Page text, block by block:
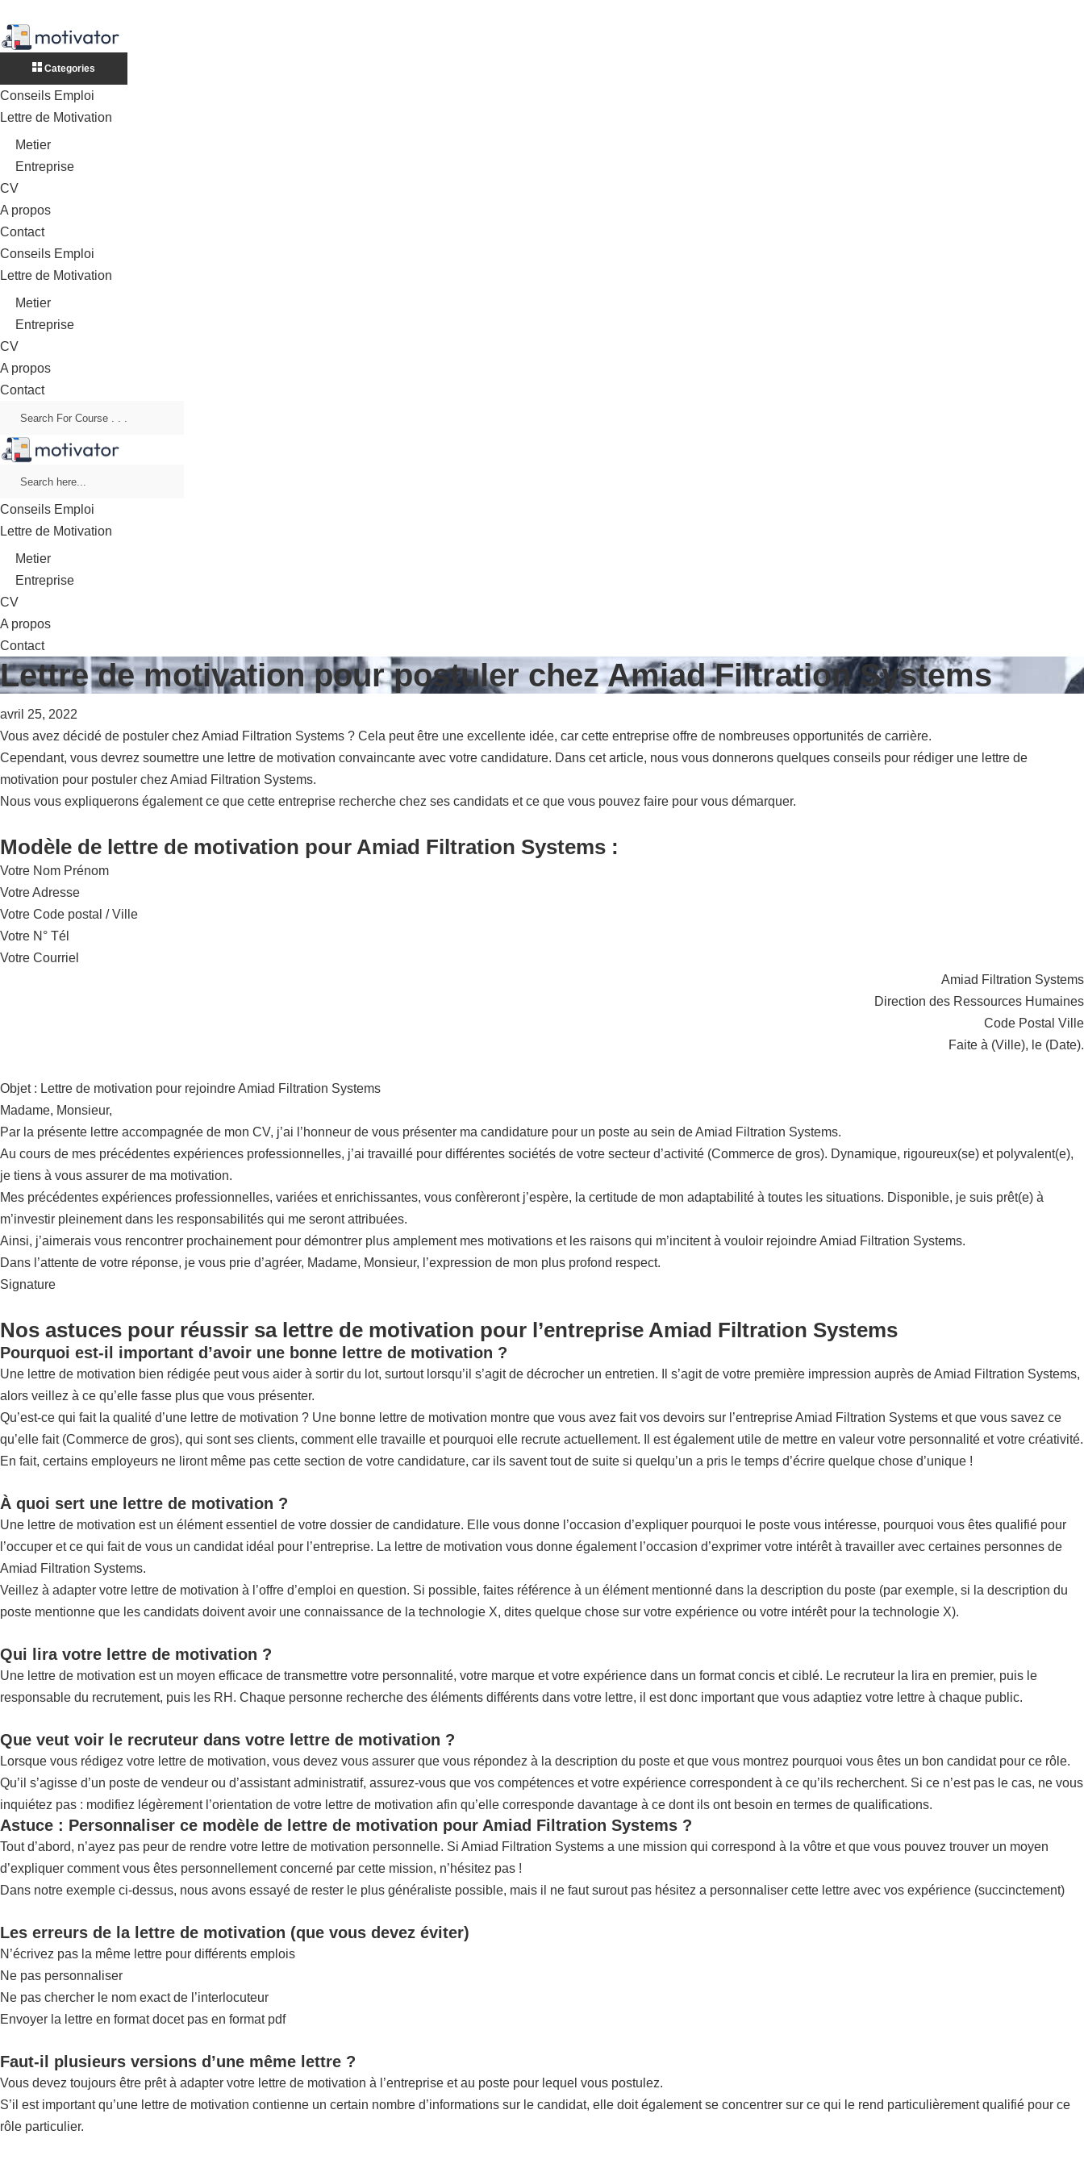
Categories
Conseils Emploi
Lettre de Motivation
Metier
Entreprise
CV
A propos
Contact
Conseils Emploi
Lettre de Motivation
Metier
Entreprise
CV
A propos
Contact
Conseils Emploi
Lettre de Motivation
Metier
Entreprise
CV
A propos
Contact
Lettre de motivation pour postuler chez Amiad Filtration Systems
avril 25, 2022
Vous avez décidé de postuler chez Amiad Filtration Systems ? Cela peut être une excellente idée, car cette entreprise offre de nombreuses opportunités de carrière.
Cependant, vous devrez soumettre une lettre de motivation convaincante avec votre candidature. Dans cet article, nous vous donnerons quelques conseils pour rédiger une lettre de
motivation pour postuler chez Amiad Filtration Systems.
Nous vous expliquerons également ce que cette entreprise recherche chez ses candidats et ce que vous pouvez faire pour vous démarquer.
Modèle de lettre de motivation pour Amiad Filtration Systems :
Votre Nom Prénom
Votre Adresse
Votre Code postal / Ville
Votre N° Tél
Votre Courriel
Amiad Filtration Systems
Direction des Ressources Humaines
Code Postal Ville
Faite à (Ville), le (Date).
Objet : Lettre de motivation pour rejoindre Amiad Filtration Systems
Madame, Monsieur,
Par la présente lettre accompagnée de mon CV, j’ai l’honneur de vous présenter ma candidature pour un poste au sein de Amiad Filtration Systems.
Au cours de mes précédentes expériences professionnelles, j’ai travaillé pour différentes sociétés de votre secteur d’activité (Commerce de gros). Dynamique, rigoureux(se) et polyvalent(e),
je tiens à vous assurer de ma motivation.
Mes précédentes expériences professionnelles, variées et enrichissantes, vous confèreront j’espère, la certitude de mon adaptabilité à toutes les situations. Disponible, je suis prêt(e) à
m’investir pleinement dans les responsabilités qui me seront attribuées.
Ainsi, j’aimerais vous rencontrer prochainement pour démontrer plus amplement mes motivations et les raisons qui m’incitent à vouloir rejoindre Amiad Filtration Systems.
Dans l’attente de votre réponse, je vous prie d’agréer, Madame, Monsieur, l’expression de mon plus profond respect.
Signature
Nos astuces pour réussir sa lettre de motivation pour l’entreprise Amiad Filtration Systems
Pourquoi est-il important d’avoir une bonne lettre de motivation ?
Une lettre de motivation bien rédigée peut vous aider à sortir du lot, surtout lorsqu’il s’agit de décrocher un entretien. Il s’agit de votre première impression auprès de Amiad Filtration Systems,
alors veillez à ce qu’elle fasse plus que vous présenter.
Qu’est-ce qui fait la qualité d’une lettre de motivation ? Une bonne lettre de motivation montre que vous avez fait vos devoirs sur l’entreprise Amiad Filtration Systems et que vous savez ce
qu’elle fait (Commerce de gros), qui sont ses clients, comment elle travaille et pourquoi elle recrute actuellement. Il est également utile de mettre en valeur votre personnalité et votre créativité.
En fait, certains employeurs ne liront même pas cette section de votre candidature, car ils savent tout de suite si quelqu’un a pris le temps d’écrire quelque chose d’unique !
À quoi sert une lettre de motivation ?
Une lettre de motivation est un élément essentiel de votre dossier de candidature. Elle vous donne l’occasion d’expliquer pourquoi le poste vous intéresse, pourquoi vous êtes qualifié pour
l’occuper et ce qui fait de vous un candidat idéal pour l’entreprise. La lettre de motivation vous donne également l’occasion d’exprimer votre intérêt à travailler avec certaines personnes de
Amiad Filtration Systems.
Veillez à adapter votre lettre de motivation à l’offre d’emploi en question. Si possible, faites référence à un élément mentionné dans la description du poste (par exemple, si la description du
poste mentionne que les candidats doivent avoir une connaissance de la technologie X, dites quelque chose sur votre expérience ou votre intérêt pour la technologie X).
Qui lira votre lettre de motivation ?
Une lettre de motivation est un moyen efficace de transmettre votre personnalité, votre marque et votre expérience dans un format concis et ciblé. Le recruteur la lira en premier, puis le
responsable du recrutement, puis les RH. Chaque personne recherche des éléments différents dans votre lettre, il est donc important que vous adaptiez votre lettre à chaque public.
Que veut voir le recruteur dans votre lettre de motivation ?
Lorsque vous rédigez votre lettre de motivation, vous devez vous assurer que vous répondez à la description du poste et que vous montrez pourquoi vous êtes un bon candidat pour ce rôle.
Qu’il s’agisse d’un poste de vendeur ou d’assistant administratif, assurez-vous que vos compétences et votre expérience correspondent à ce qu’ils recherchent. Si ce n’est pas le cas, ne vous
inquiétez pas : modifiez légèrement l’orientation de votre lettre de motivation afin qu’elle corresponde davantage à ce dont ils ont besoin en termes de qualifications.
Astuce : Personnaliser ce modèle de lettre de motivation pour Amiad Filtration Systems ?
Tout d’abord, n’ayez pas peur de rendre votre lettre de motivation personnelle. Si Amiad Filtration Systems a une mission qui correspond à la vôtre et que vous pouvez trouver un moyen
d’expliquer comment vous êtes personnellement concerné par cette mission, n’hésitez pas !
Dans notre exemple ci-dessus, nous avons essayé de rester le plus généraliste possible, mais il ne faut surout pas hésitez a personnaliser cette lettre avec vos expérience (succinctement)
Les erreurs de la lettre de motivation (que vous devez éviter)
N’écrivez pas la même lettre pour différents emplois
Ne pas personnaliser
Ne pas chercher le nom exact de l’interlocuteur
Envoyer la lettre en format docet pas en format pdf
Faut-il plusieurs versions d’une même lettre ?
Vous devez toujours être prêt à adapter votre lettre de motivation à l’entreprise et au poste pour lequel vous postulez.
S’il est important qu’une lettre de motivation contienne un certain nombre d’informations sur le candidat, elle doit également se concentrer sur ce qui le rend particulièrement qualifié pour ce
rôle particulier.